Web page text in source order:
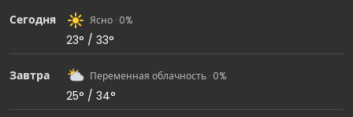
Сегодня Ясно · 0%
23° / 33°
Завтра Переменная облачность · 0%
25° / 34°